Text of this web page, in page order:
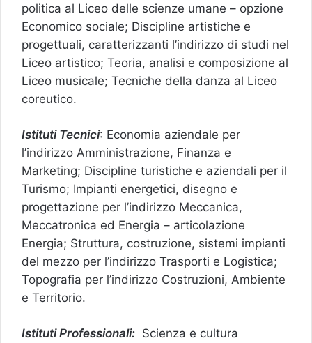
politica al Liceo delle scienze umane – opzione
Economico sociale; Discipline artistiche e
progettuali, caratterizzanti l’indirizzo di studi nel
Liceo artistico; Teoria, analisi e composizione al
Liceo musicale; Tecniche della danza al Liceo
coreutico.
Istituti Tecnici: Economia aziendale per
l’indirizzo Amministrazione, Finanza e
Marketing; Discipline turistiche e aziendali per il
Turismo; Impianti energetici, disegno e
progettazione per l’indirizzo Meccanica,
Meccatronica ed Energia – articolazione
Energia; Struttura, costruzione, sistemi impianti
del mezzo per l’indirizzo Trasporti e Logistica;
Topografia per l’indirizzo Costruzioni, Ambiente
e Territorio.
Istituti Professionali: Scienza e cultura